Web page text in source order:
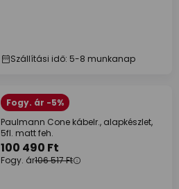
Szállítási idő: 5-8 munkanap
Fogy. ár -5%
Paulmann Cone kábelr., alapkészlet,
5fl. matt feh.
100 490 Ft
Fogy. ár106 517 Ft